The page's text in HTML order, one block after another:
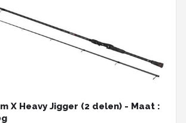
X Heavy Jigger (2 delen) - Maat :